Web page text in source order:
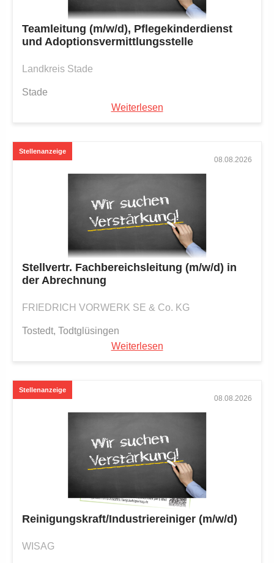
Teamleitung (m/w/d), Pflegekinderdienst
und Adoptionsvermittlungsstelle
Landkreis Stade
Stade
Weiterlesen
08.08.2026
Stellvertr. Fachbereichsleitung (m/w/d) in
der Abrechnung
FRIEDRICH VORWERK SE & Co. KG
Tostedt, Todtglüsingen
Weiterlesen
08.08.2026
Reinigungskraft/Industriereiniger (m/w/d)
WISAG